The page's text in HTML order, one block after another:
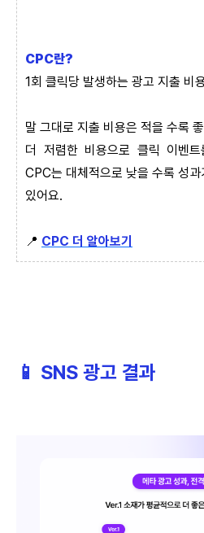
CPC란?
1회 클릭당 발생하는 광고 지출 비
말 그대로 지출 비용은 적을 수록
더 저렴한 비용으로 클릭 이벤
CPC는 대체적으로 낮을 수록 성
있어요.
📍 CPC 더 알아보기
📱 SNS 광고 결과